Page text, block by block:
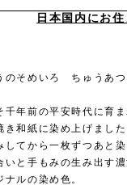
日本国内にお
のそめいろ ちゅうあ
千年前の平安時代に育
き和紙に染め上げました
してから一枚ずつあと染
いと手もみの生み出す
ルの染め色。